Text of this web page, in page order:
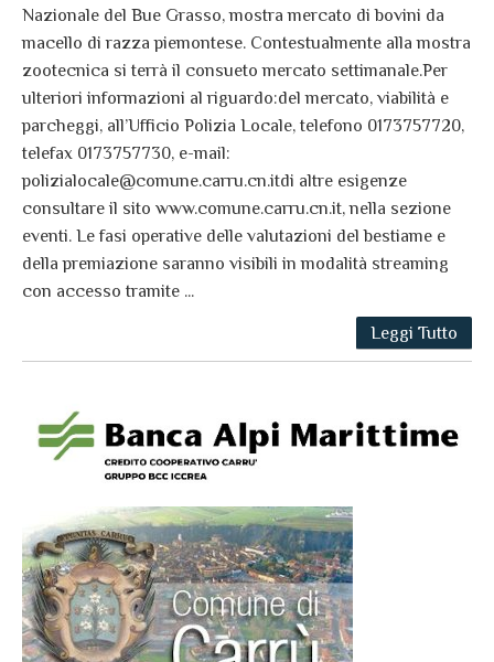
Nazionale del Bue Grasso, mostra mercato di bovini da
macello di razza piemontese. Contestualmente alla mostra
zootecnica si terrà il consueto mercato settimanale.Per
ulteriori informazioni al riguardo:del mercato, viabilità e
parcheggi, all’Ufficio Polizia Locale, telefono 0173757720,
telefax 0173757730, e-mail:
polizialocale@comune.carru.cn.itdi altre esigenze
consultare il sito www.comune.carru.cn.it, nella sezione
eventi. Le fasi operative delle valutazioni del bestiame e
della premiazione saranno visibili in modalità streaming
con accesso tramite ...
Leggi Tutto